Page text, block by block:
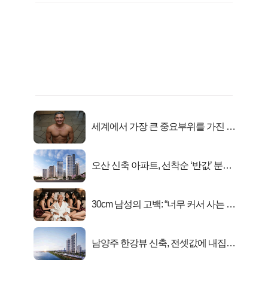
세계에서 가장 큰 중요부위를 가진 남
오산 신축 아파트, 선착순 ‘반값’ 분양
30cm 남성의 고백: “너무 커서 사는 게
남양주 한강뷰 신축, 전셋값에 내집마